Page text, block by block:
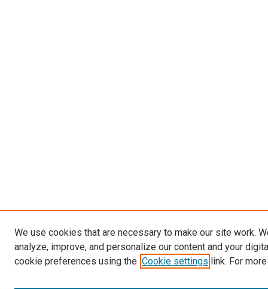
We use cookies that are necessary to make our site work.
analyze, improve, and personalize our content and your
cookie preferences using the Cookie settings link. For